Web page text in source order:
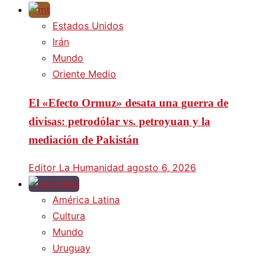
Estados Unidos
Irán
Mundo
Oriente Medio
El «Efecto Ormuz» desata una guerra de
divisas: petrodólar vs. petroyuan y la
mediación de Pakistán
Editor La Humanidad agosto 6, 2026
América Latina
Cultura
Mundo
Uruguay